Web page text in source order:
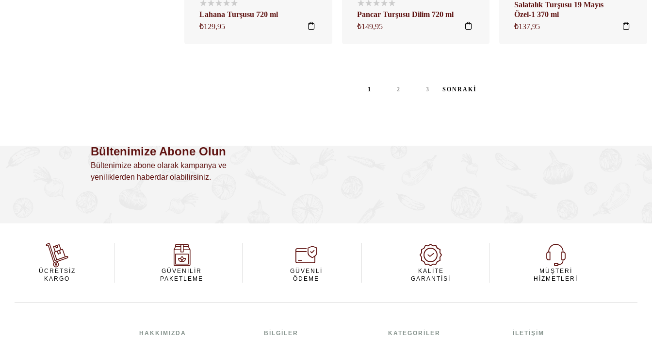
Lahana Turşusu 720 ml
₺129,95
Pancar Turşusu Dilim 720 ml
₺149,95
Salatalık Turşusu 19 Mayıs
Özel-1 370 ml
₺137,95
1 2 3 SONRAKI
Bültenimize Abone Olun
Bültenimize abone olarak kampanya ve
yeniliklerden haberdar olabilirsiniz.
ÜCRETSIZ
KARGO
GÜVENILIR
PAKETLEME
GÜVENLI
ÖDEME
KALITE
GARANTISI
MÜŞTERI
HIZMETLERI
HAKKIMIZDA BILGILER KATEGORILER İLETIŞIM